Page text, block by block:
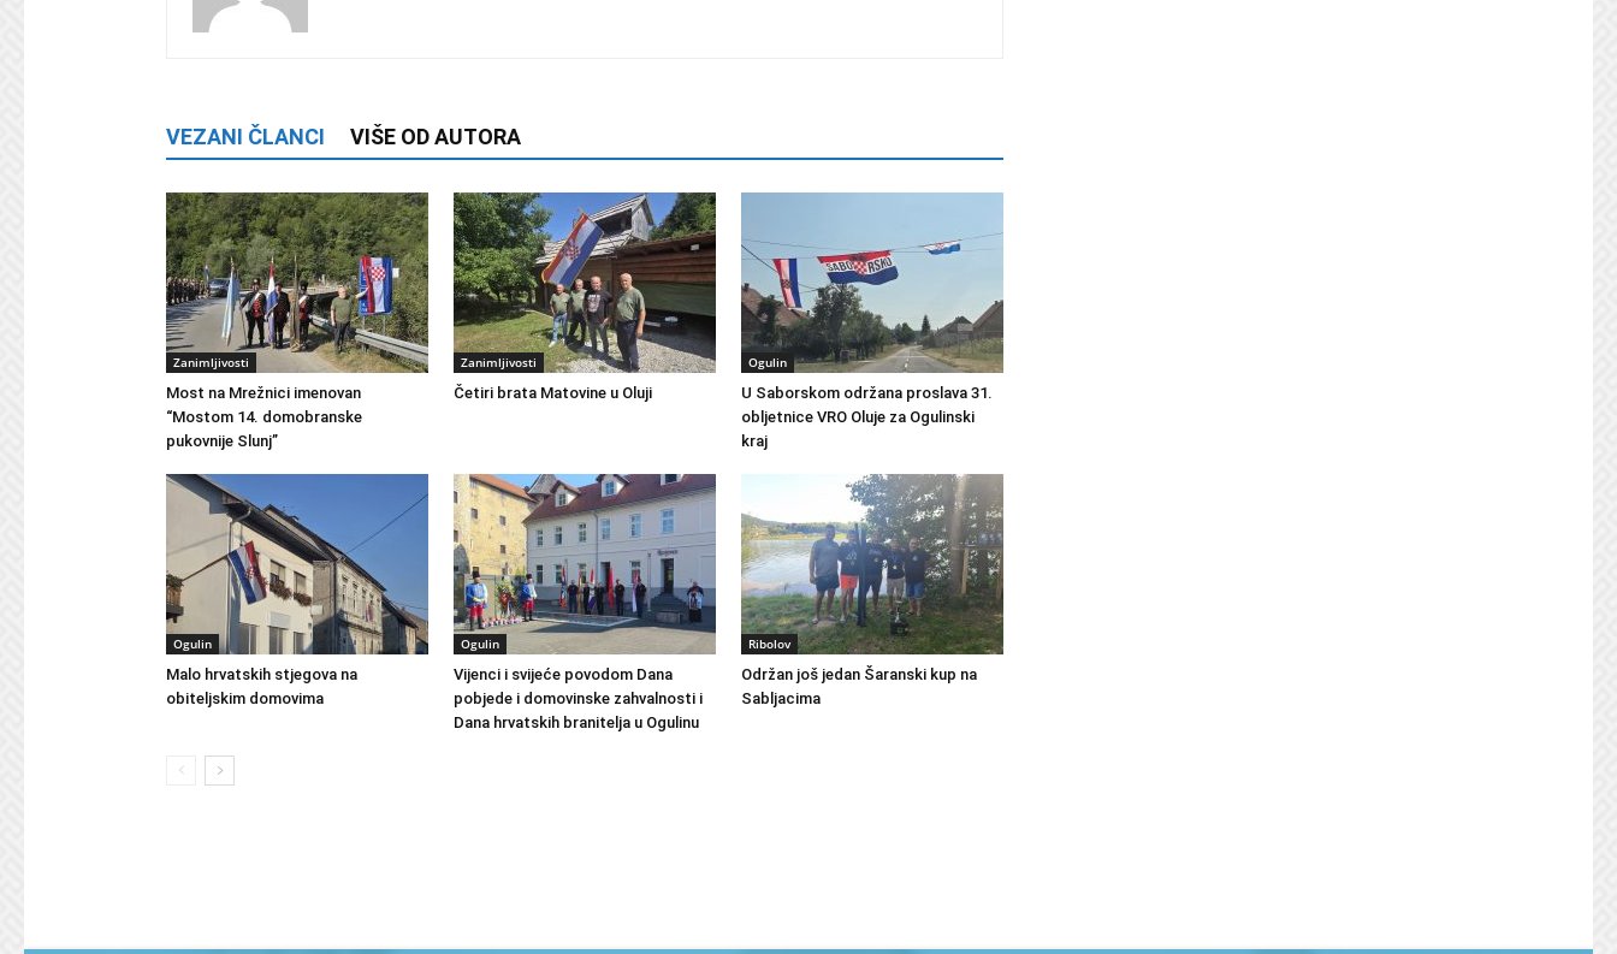
VEZANI ČLANCI VIŠE OD AUTORA
Zanimljivosti
Most na Mrežnici imenovan
“Mostom 14. domobranske
pukovnije Slunj”
Zanimljivosti
Četiri brata Matovine u Oluji
Ogulin
U Saborskom održana proslava 31.
obljetnice VRO Oluje za Ogulinski
kraj
Ogulin
Malo hrvatskih stjegova na
obiteljskim domovima
Ogulin
Vijenci i svijeće povodom Dana
pobjede i domovinske zahvalnosti i
Dana hrvatskih branitelja u Ogulinu
Ribolov
Održan još jedan Šaranski kup na
Sabljacima